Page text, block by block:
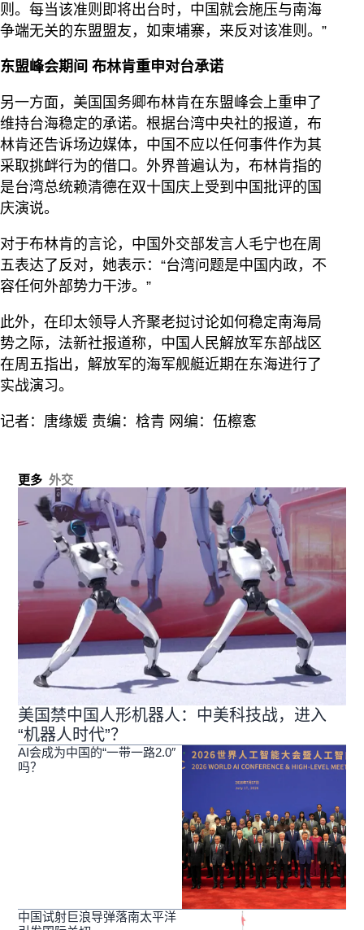
则。每当该准则即将出台时，中国就会施压与南海
争端无关的东盟盟友，如柬埔寨，来反对该准则。”
东盟峰会期间 布林肯重申对台承诺
另一方面，美国国务卿布林肯在东盟峰会上重申了
维持台海稳定的承诺。根据台湾中央社的报道，布
林肯还告诉场边媒体，中国不应以任何事件作为其
采取挑衅行为的借口。外界普遍认为，布林肯指的
是台湾总统赖清德在双十国庆上受到中国批评的国
庆演说。
对于布林肯的言论，中国外交部发言人毛宁也在周
五表达了反对，她表示：“台湾问题是中国内政，不
容任何外部势力干涉。”
此外，在印太领导人齐聚老挝讨论如何稳定南海局
势之际，法新社报道称，中国人民解放军东部战区
在周五指出，解放军的海军舰艇近期在东海进行了
实战演习。
记者：唐缘媛 责编：梒青 网编：伍檫愙
更多 外交
美国禁中国人形机器人：中美科技战，进入
“机器人时代”？
AI会成为中国的“一带一路2.0″
吗？
中国试射巨浪导弹落南太平洋